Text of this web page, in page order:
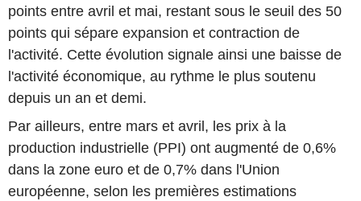
points entre avril et mai, restant sous le seuil des 50
points qui sépare expansion et contraction de
l'activité. Cette évolution signale ainsi une baisse de
l'activité économique, au rythme le plus soutenu
depuis un an et demi.
Par ailleurs, entre mars et avril, les prix à la
production industrielle (PPI) ont augmenté de 0,6%
dans la zone euro et de 0,7% dans l'Union
européenne, selon les premières estimations